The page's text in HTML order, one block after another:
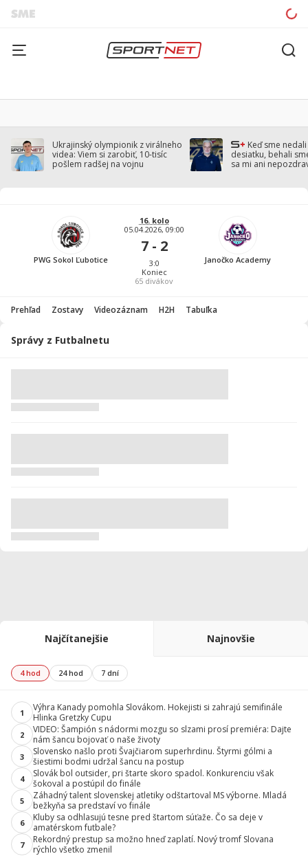
Ukrajinský olympionik z virálneho
videa: Viem si zarobiť, 10-tisíc
pošlem radšej na vojnu
Keď sme
desiatku, behali
sa mi ani
PWG Sokol Ľubotice
16. kolo
05.04.2026, 09:00
7 - 2
3:0
Koniec
65 divákov
Janočko Academy
Prehľad Zostavy Videozáznam H2H Tabuľka
Správy z Futbalnetu
Najčítanejšie Najnovšie
4 hod 24 hod 7 dní
1
Výhra Kanady pomohla Slovákom. Hokejisti si zahrajú semifinále
Hlinka Gretzky Cupu
2
VIDEO: Šampión s nádormi mozgu so slzami prosí premiéra: Dajte
nám šancu bojovať o naše životy
3
Slovensko našlo proti Švajčiarom superhrdinu. Štyrmi gólmi a
šiestimi bodmi udržal šancu na postup
4
Slovák bol outsider, pri štarte skoro spadol. Konkurenciu však
šokoval a postúpil do finále
5
Záhadný talent slovenskej atletiky odštartoval MS výborne. Mladá
bežkyňa sa predstaví vo finále
6
Kluby sa odhlasujú tesne pred štartom súťaže. Čo sa deje v
amatérskom futbale?
7
Rekordný prestup sa možno hneď zaplatí. Nový tromf Slovana
rýchlo všetko zmenil